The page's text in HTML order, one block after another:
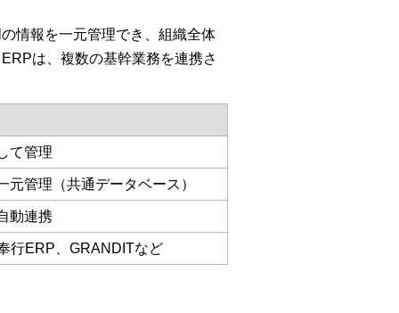
情報を一元管理でき、組織全体
は、複数の基幹業務を連携さ
て管理
元管理（共通データベース）
動連携
行ERP、GRANDITなど